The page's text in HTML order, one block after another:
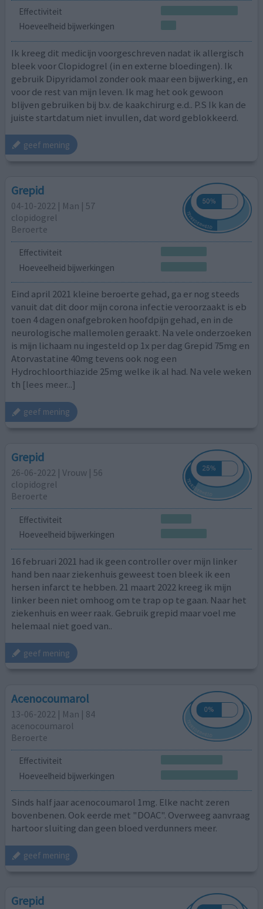
Effectiviteit
Hoeveelheid bijwerkingen
Ik kreeg dit medicijn voorgeschreven nadat ik allergisch
bleek voor Clopidogrel (in en externe bloedingen). Ik
gebruik Dipyridamol zonder ook maar een bijwerking, en
voor de rest van mijn leven. Ik mag het ook gewoon
blijven gebruiken bij b.v. de kaakchirurg e.d.. P.S Ik kan de
juiste startdatum niet invullen, dat word geblokkeerd.
geef mening
Grepid
04-10-2022 | Man | 57
clopidogrel
Beroerte
Effectiviteit
Hoeveelheid bijwerkingen
Eind april 2021 kleine beroerte gehad, ga er nog steeds
vanuit dat dit door mijn corona infectie veroorzaakt is eb
toen 4 dagen onafgebroken hoofdpijn gehad, en in de
neurologische mallemolen geraakt. Na vele onderzoeken
is mijn lichaam nu ingesteld op 1x per dag Grepid 75mg en
Atorvastatine 40mg tevens ook nog een
Hydrochloorthiazide 25mg welke ik al had. Na vele weken
th [lees meer...]
geef mening
Grepid
26-06-2022 | Vrouw | 56
clopidogrel
Beroerte
Effectiviteit
Hoeveelheid bijwerkingen
16 februari 2021 had ik geen controller over mijn linker
hand ben naar ziekenhuis geweest toen bleek ik een
hersen infarct te hebben. 21 maart 2022 kreeg ik mijn
linker been niet omhoog om te trap op te gaan. Naar het
ziekenhuis en weer raak. Gebruik grepid maar voel me
helemaal niet goed van..
geef mening
Acenocoumarol
13-06-2022 | Man | 84
acenocoumarol
Beroerte
Effectiviteit
Hoeveelheid bijwerkingen
Sinds half jaar acenocoumarol 1mg. Elke nacht zeren
bovenbenen. Ook eerde met "DOAC". Overweeg aanvraag
hartoor sluiting dan geen bloed verdunners meer.
geef mening
Grepid